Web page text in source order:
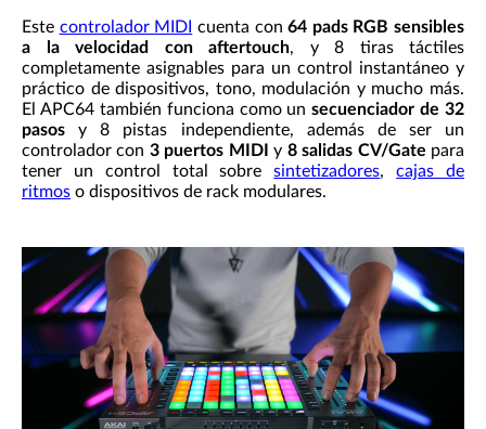
Este controlador MIDI cuenta con64 pads RGB sensibles
a la velocidad con aftertouch, y 8 tiras táctiles
completamente asignables para un control instantáneo y
práctico de dispositivos, tono, modulación y mucho más.
El APC64 también funciona como unsecuenciador de 32
pasos y 8 pistas independiente, además de ser un
controlador con 3 puertos MIDI y 8 salidas CV/Gate para
tener un control total sobresintetizadores,cajas de
ritmos o dispositivos de rack modulares.